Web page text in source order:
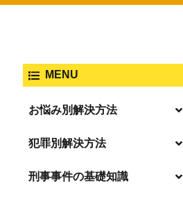
MENU
お悩み別解決方法
「逮捕」について適切に知ること
起訴後、前科がつくのを避けるた
犯罪別解決方法
事件別－暴力事件
刑事事件の基礎知識